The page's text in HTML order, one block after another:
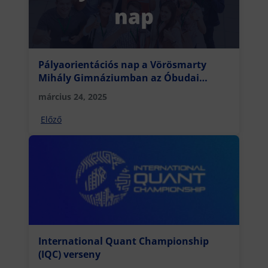
Pályaorientációs nap a Vörösmarty
Mihály Gimnáziumban az Óbudai
Egyetem Keleti Károly Gazdasági
Karával
március 24, 2025
Előző
International Quant Championship
(IQC) verseny